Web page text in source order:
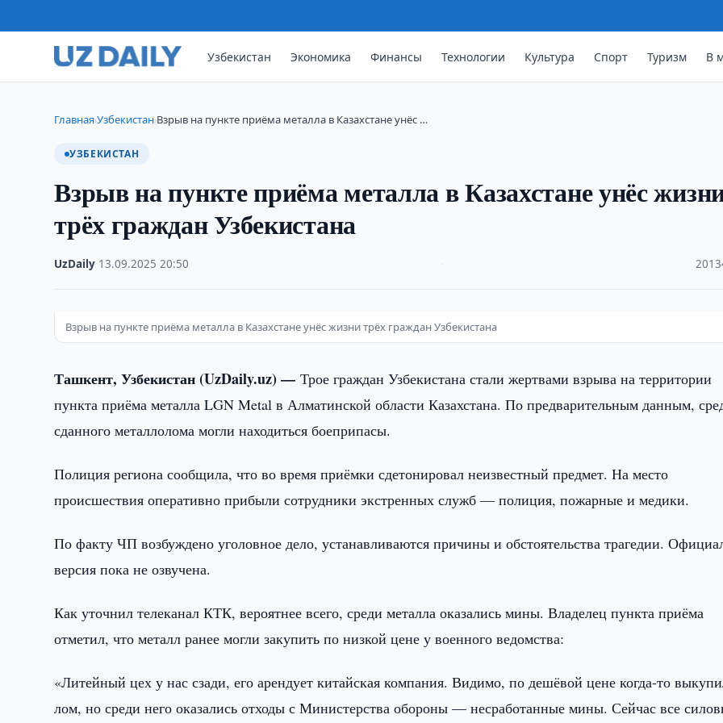
Узбекистан Экономика Финансы Технологии Культура Спорт Туризм В
Главная›Узбекистан›Взрыв на пункте приёма металла в Казахстане унёс …
УЗБЕКИСТАН
Взрыв на пункте приёма металла в Казахстане унёс
трёх граждан Узбекистана
UzDaily 13.09.2025 ·20:50
Взрыв на пункте приёма металла в Казахстане унёс жизни трёх граждан Узбекистана
Ташкент, Узбекистан (UzDaily.uz) —Трое граждан Узбекистана стали жертвами взрыва на территории
пункта приёма металла LGN Metal в Алматинской области Казахстана. По предварительным данным,
сданного металлолома могли находиться боеприпасы.
Полиция региона сообщила, что во время приёмки сдетонировал неизвестный предмет. На место
происшествия оперативно прибыли сотрудники экстренных служб — полиция, пожарные и медики.
По факту ЧП возбуждено уголовное дело, устанавливаются причины и обстоятельства трагедии.
версия пока не озвучена.
Как уточнил телеканал КТК, вероятнее всего, среди металла оказались мины. Владелец пункта приёма
отметил, что металл ранее могли закупить по низкой цене у военного ведомства:
«Литейный цех у нас сзади, его арендует китайская компания. Видимо, по дешёвой цене когда-то
лом, но среди него оказались отходы с Министерства обороны — несработанные мины. Сейчас все